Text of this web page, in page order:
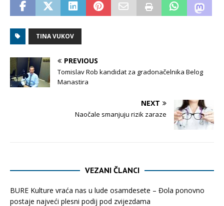
TINA VUKOV
PREVIOUS
Tomislav Rob kandidat za gradonačelnika Belog
Manastira
NEXT
Naočale smanjuju rizik zaraze
VEZANI ČLANCI
BURE Kulture vraća nas u lude osamdesete – Đola ponovno
postaje najveći plesni podij pod zvijezdama